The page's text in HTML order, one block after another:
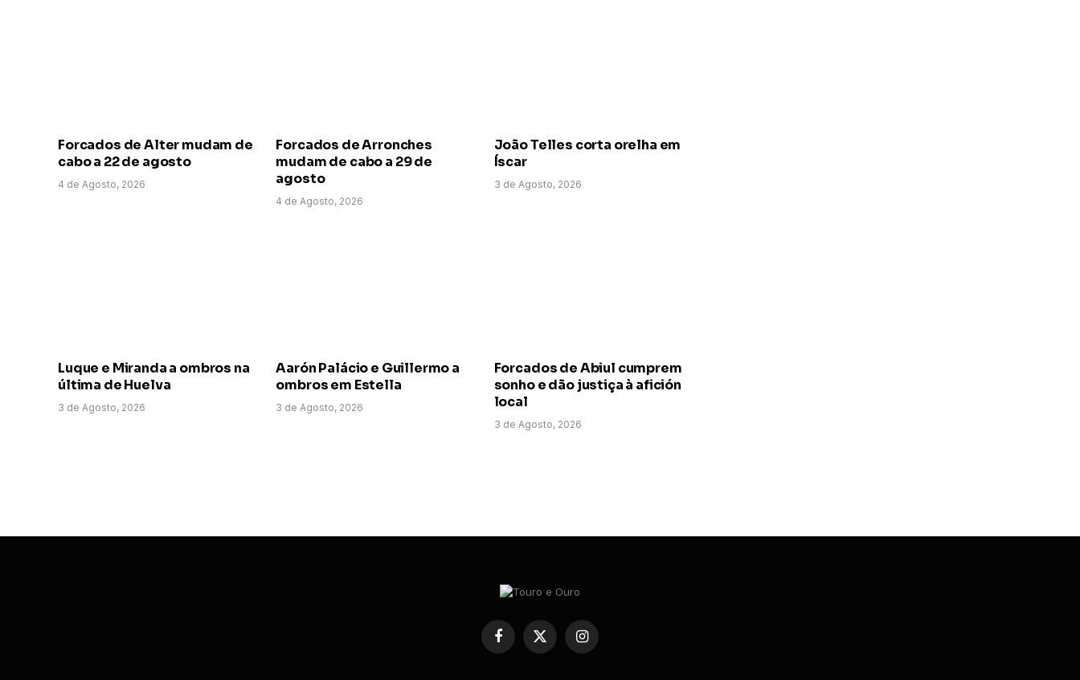
Forcados de Alter mudam de
cabo a 22 de agosto
4 de Agosto, 2026
Forcados de Arronches
mudam de cabo a 29 de
agosto
4 de Agosto, 2026
João Telles corta orelha em
Íscar
3 de Agosto, 2026
Luque e Miranda a ombros na
última de Huelva
3 de Agosto, 2026
Aarón Palácio e Guillermo a
ombros em Estella
3 de Agosto, 2026
Forcados de Abiul cumprem
sonho e dão justiça à afición
local
3 de Agosto, 2026
Facebook
X
Instagram